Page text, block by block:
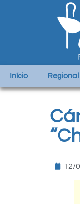
Início Regional
12/